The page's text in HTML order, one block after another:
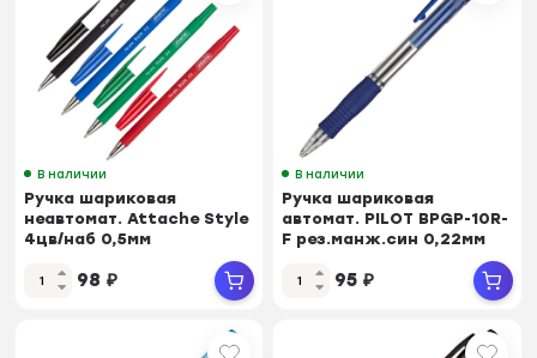
В наличии
Ручка шариковая
неавтомат. Attache Style
4цв/наб 0,5мм
98 ₽
В наличии
Ручка шариковая
автомат. PILOT BPGP-10R-
F рез.манж.син 0,22мм
95 ₽